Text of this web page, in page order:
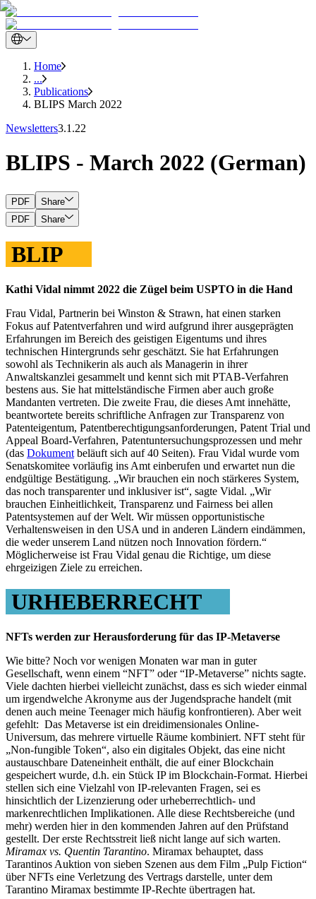
Home
...
Publications
BLIPS March 2022
Newsletters3.1.22
BLIPS - March 2022 (German)
PDF
Share
PDF
Share
BLIP
Kathi Vidal nimmt 2022 die Zügel beim USPTO in die Hand
Frau Vidal, Partnerin bei Winston & Strawn, hat einen starken
Fokus auf Patentverfahren und wird aufgrund ihrer ausgeprägten
Erfahrungen im Bereich des geistigen Eigentums und ihres
technischen Hintergrunds sehr geschätzt. Sie hat Erfahrungen
sowohl als Technikerin als auch als Managerin in ihrer
Anwaltskanzlei gesammelt und kennt sich mit PTAB-Verfahren
bestens aus. Sie hat mittelständische Firmen aber auch große
Mandanten vertreten. Die zweite Frau, die dieses Amt innehätte,
beantwortete bereits schriftliche Anfragen zur Transparenz von
Patenteigentum, Patentberechtigungsanforderungen, Patent Trial und
Appeal Board-Verfahren, Patentuntersuchungsprozessen und mehr
(das Dokument beläuft sich auf 40 Seiten). Frau Vidal wurde vom
Senatskomitee vorläufig ins Amt einberufen und erwartet nun die
endgültige Bestätigung. „Wir brauchen ein noch stärkeres System,
das noch transparenter und inklusiver ist“, sagte Vidal. „Wir
brauchen Einheitlichkeit, Transparenz und Fairness bei allen
Patentsystemen auf der Welt. Wir müssen opportunistische
Verhaltensweisen in den USA und in anderen Ländern eindämmen,
die weder unserem Land nützen noch Innovation fördern.“
Möglicherweise ist Frau Vidal genau die Richtige, um diese
ehrgeizigen Ziele zu erreichen.
URHEBERRECHT
NFTs werden zur Herausforderung für das IP-Metaverse
Wie bitte? Noch vor wenigen Monaten war man in guter
Gesellschaft, wenn einem “NFT” oder “IP-Metaverse” nichts sagte.
Viele dachten hierbei vielleicht zunächst, dass es sich wieder einmal
um irgendwelche Akronyme aus der Jugendsprache handelt (mit
denen auch meine Teenager mich häufig konfrontieren). Aber weit
gefehlt: Das Metaverse ist ein dreidimensionales Online-
Universum, das mehrere virtuelle Räume kombiniert. NFT steht für
„Non-fungible Token“, also ein digitales Objekt, das eine nicht
austauschbare Dateneinheit enthält, die auf einer Blockchain
gespeichert wurde, d.h. ein Stück IP im Blockchain-Format. Hierbei
stellen sich eine Vielzahl von IP-relevanten Fragen, sei es
hinsichtlich der Lizenzierung oder urheberrechtlich- und
markenrechtlichen Implikationen. Alle diese Rechtsbereiche (und
mehr) werden hier in den kommenden Jahren auf den Prüfstand
gestellt. Der erste Rechtsstreit ließ nicht lange auf sich warten.
Miramax vs. Quentin Tarantino. Miramax behauptet, dass
Tarantinos Auktion von sieben Szenen aus dem Film „Pulp Fiction“
über NFTs eine Verletzung des Vertrags darstelle, unter dem
Tarantino Miramax bestimmte IP-Rechte übertragen hat.